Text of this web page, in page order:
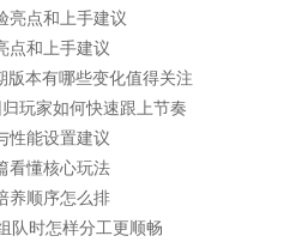
亮点和上手建议
点和上手建议
版本有哪些变化值得关注
玩家如何快速跟上节奏
性能设置建议
看懂核心玩法
养顺序怎么排
队时怎样分工更顺畅